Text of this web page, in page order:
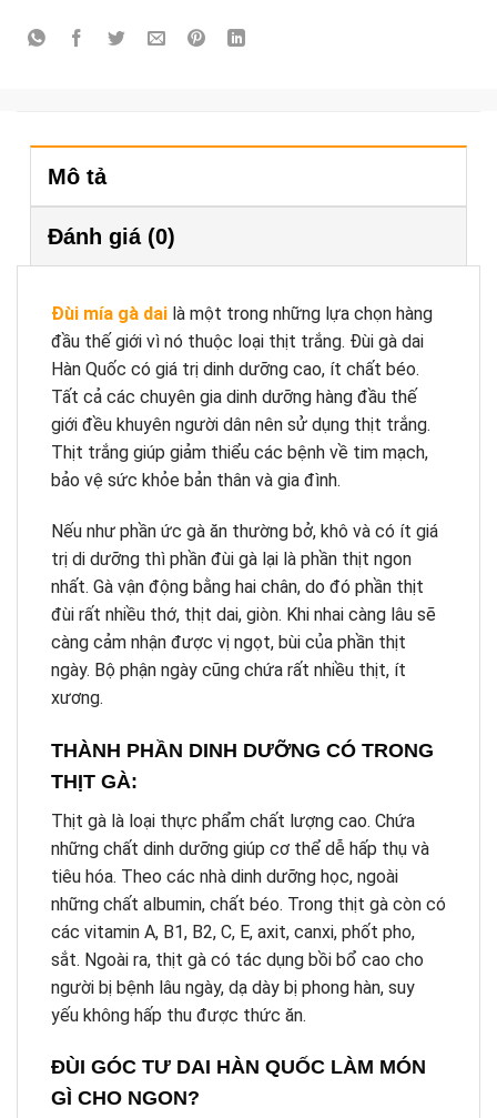
Mô tả
Đánh giá (0)
Đùi mía gà dai là một trong những lựa chọn hàng
đầu thế giới vì nó thuộc loại thịt trắng. Đùi gà dai
Hàn Quốc có giá trị dinh dưỡng cao, ít chất béo.
Tất cả các chuyên gia dinh dưỡng hàng đầu thế
giới đều khuyên người dân nên sử dụng thịt trắng.
Thịt trắng giúp giảm thiểu các bệnh về tim mạch,
bảo vệ sức khỏe bản thân và gia đình.
Nếu như phần ức gà ăn thường bở, khô và có ít giá
trị di dưỡng thì phần đùi gà lại là phần thịt ngon
nhất. Gà vận động bằng hai chân, do đó phần thịt
đùi rất nhiều thớ, thịt dai, giòn. Khi nhai càng lâu sẽ
càng cảm nhận được vị ngọt, bùi của phần thịt
ngày. Bộ phận ngày cũng chứa rất nhiều thịt, ít
xương.
THÀNH PHẦN DINH DƯỠNG CÓ TRONG
THỊT GÀ:
Thịt gà là loại thực phẩm chất lượng cao. Chứa
những chất dinh dưỡng giúp cơ thể dễ hấp thụ và
tiêu hóa. Theo các nhà dinh dưỡng học, ngoài
những chất albumin, chất béo. Trong thịt gà còn có
các vitamin A, B1, B2, C, E, axit, canxi, phốt pho,
sắt. Ngoài ra, thịt gà có tác dụng bồi bổ cao cho
người bị bệnh lâu ngày, dạ dày bị phong hàn, suy
yếu không hấp thu được thức ăn.
ĐÙI GÓC TƯ DAI HÀN QUỐC LÀM MÓN
GÌ CHO NGON?